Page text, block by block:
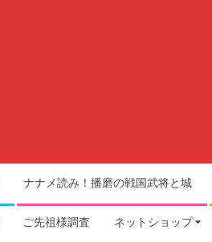
ナナメ読み！播磨の戦国武将と城
ご先祖様調査 ネットショップ